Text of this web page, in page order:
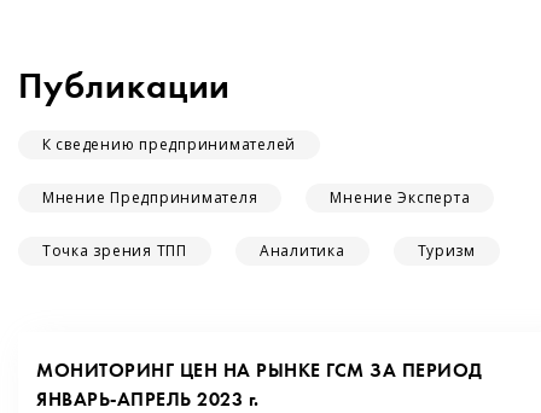
Публикации
К сведению предпринимателей
Мнение Предпринимателя Мнение Эксперта
Точка зрения ТПП Аналитика Туризм
МОНИТОРИНГ ЦЕН НА РЫНКЕ ГСМ ЗА ПЕРИОД
ЯНВАРЬ-АПРЕЛЬ 2023 г.